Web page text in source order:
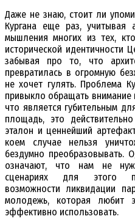
Даже не знаю, стоит ли
Кургана еще раз, учитывая
мышления многих из тех,
исторической идентичности
забывая про то, что
превратилась в огромную
не хочет гулять. Проблема
привыкло обращать
что является губительным
площадь, это
эталон и ценнейший
коем случае нельзя
бездумно преобразовывать.
означают, что нам не
сценариях для этого
возможности ликвидации
молодежь, которая любит
эффективно использовать.